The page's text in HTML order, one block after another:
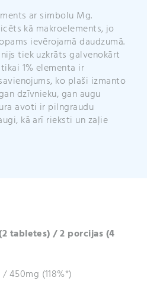
ar simbolu Mg.
kā makroelements, jo
ievērojamā daudzumā.
tiek uzkrāts galvenokārt
1% elementa ir
ko plaši izmanto
dzīvnieku, gan augu
avoti ir pilngraudu
kā arī rieksti un zaļie
tabletes) / 2 porcijas (4
450mg (118%*)